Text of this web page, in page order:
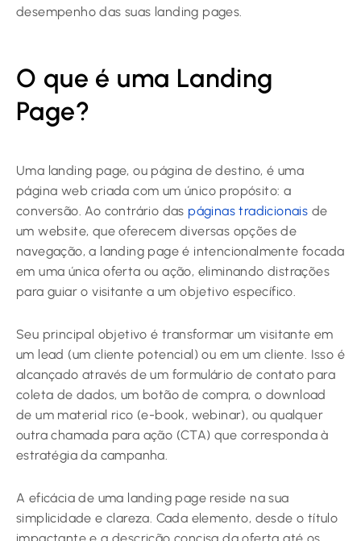
desempenho das suas landing pages.
O que é uma Landing
Page?
Uma landing page, ou página de destino, é uma
página web criada com um único propósito: a
conversão. Ao contrário das páginas tradicionais de
um website, que oferecem diversas opções de
navegação, a landing page é intencionalmente focada
em uma única oferta ou ação, eliminando distrações
para guiar o visitante a um objetivo específico.
Seu principal objetivo é transformar um visitante em
um lead (um cliente potencial) ou em um cliente. Isso é
alcançado através de um formulário de contato para
coleta de dados, um botão de compra, o download
de um material rico (e-book, webinar), ou qualquer
outra chamada para ação (CTA) que corresponda à
estratégia da campanha.
A eficácia de uma landing page reside na sua
simplicidade e clareza. Cada elemento, desde o título